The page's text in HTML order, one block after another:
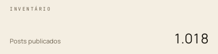
INVENTÁRIO
Posts publicados 1.018